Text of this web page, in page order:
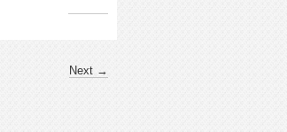
Next →